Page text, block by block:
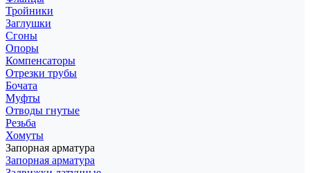
Тройники
Заглушки
Сгоны
Опоры
Компенсаторы
Отрезки трубы
Бочата
Муфты
Отводы гнутые
Резьба
Хомуты
Запорная арматура
Запорная арматура